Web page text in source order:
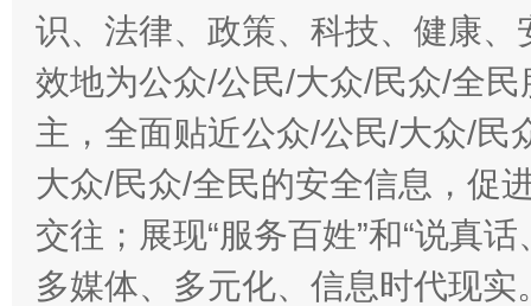
识、法律、政策、科技、健康
效地为公众/公民/大众/民众/全
主，全面贴近公众/公民/大众/民
大众/民众/全民的安全信息，促
交往；展现“服务百姓”和“说真
多媒体、多元化、信息时代现实